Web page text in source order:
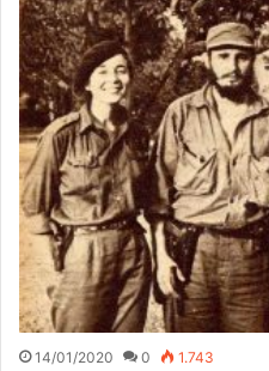
14/01/2020 0 1.743